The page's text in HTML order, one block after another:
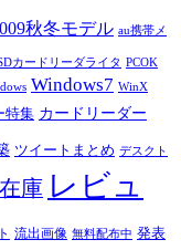
秋冬モデル au携帯メ
カードリーダライタ PCOK
Windows7 WinX
特集 カードリーダー
ツイートまとめ デスクト
庫 レビュ
流出画像 無料配布中 発表